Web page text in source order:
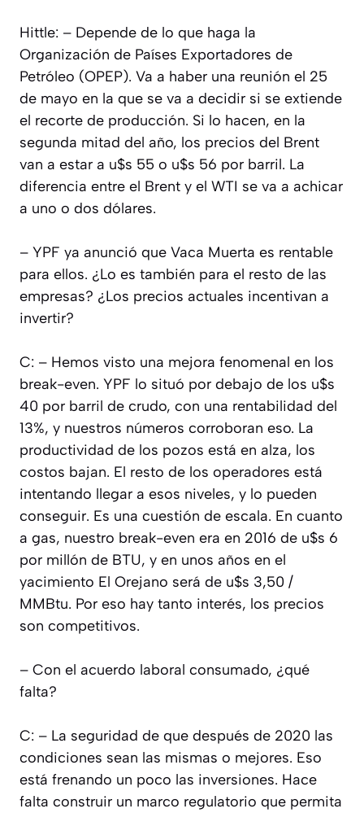
Hittle: – Depende de lo que haga la
Organización de Países Exportadores de
Petróleo (OPEP). Va a haber una reunión el 25
de mayo en la que se va a decidir si se extiende
el recorte de producción. Si lo hacen, en la
segunda mitad del año, los precios del Brent
van a estar a u$s 55 o u$s 56 por barril. La
diferencia entre el Brent y el WTI se va a achicar
a uno o dos dólares.
– YPF ya anunció que Vaca Muerta es rentable
para ellos. ¿Lo es también para el resto de las
empresas? ¿Los precios actuales incentivan a
invertir?
C: – Hemos visto una mejora fenomenal en los
break-even. YPF lo situó por debajo de los u$s
40 por barril de crudo, con una rentabilidad del
13%, y nuestros números corroboran eso. La
productividad de los pozos está en alza, los
costos bajan. El resto de los operadores está
intentando llegar a esos niveles, y lo pueden
conseguir. Es una cuestión de escala. En cuanto
a gas, nuestro break-even era en 2016 de u$s 6
por millón de BTU, y en unos años en el
yacimiento El Orejano será de u$s 3,50 /
MMBtu. Por eso hay tanto interés, los precios
son competitivos.
– Con el acuerdo laboral consumado, ¿qué
falta?
C: – La seguridad de que después de 2020 las
condiciones sean las mismas o mejores. Eso
está frenando un poco las inversiones. Hace
falta construir un marco regulatorio que permita